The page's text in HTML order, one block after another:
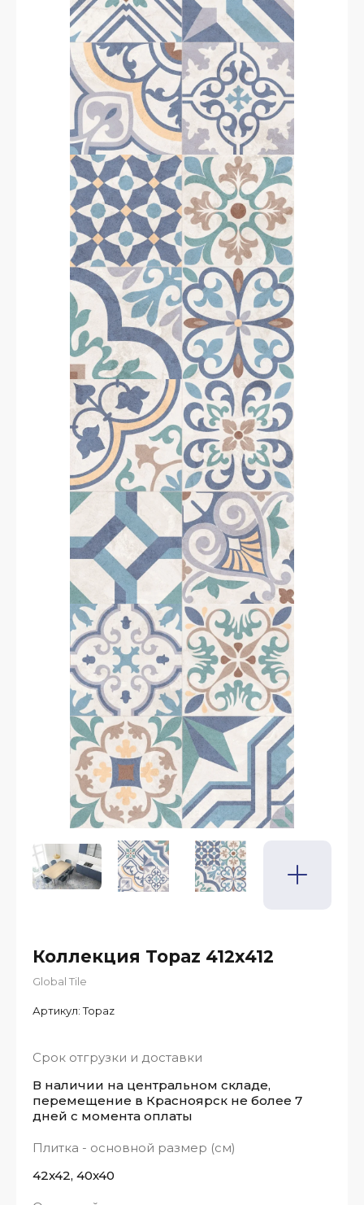
Коллекция Topaz 412x412
Global Tile
Артикул:Topaz
Срок отгрузки и доставки
В наличии на центральном складе,
перемещение в Красноярск не более 7
дней с момента оплаты
Плитка - основной размер (см)
42x42, 40x40